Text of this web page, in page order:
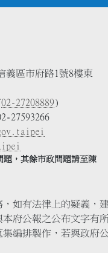
義區市府路1號8樓東
02-27208889)
27593266
題，其餘市政問題請至陳
如有法律上的疑義，
府公報之公布文字有
編排製作，若與政府